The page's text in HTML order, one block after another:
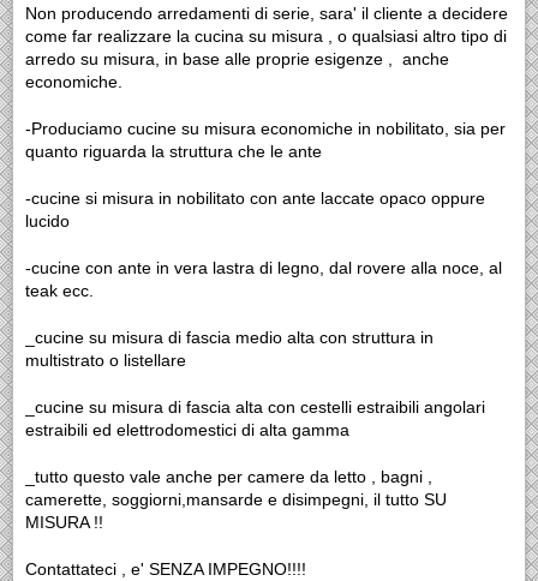
Non producendo arredamenti di serie, sara' il cliente a decidere
come far realizzare la cucina su misura , o qualsiasi altro tipo di
arredo su misura, in base alle proprie esigenze , anche
economiche.
-Produciamo cucine su misura economiche in nobilitato, sia per
quanto riguarda la struttura che le ante
-cucine si misura in nobilitato con ante laccate opaco oppure
lucido
-cucine con ante in vera lastra di legno, dal rovere alla noce, al
teak ecc.
_cucine su misura di fascia medio alta con struttura in
multistrato o listellare
_cucine su misura di fascia alta con cestelli estraibili angolari
estraibili ed elettrodomestici di alta gamma
_tutto questo vale anche per camere da letto , bagni ,
camerette, soggiorni,mansarde e disimpegni, il tutto SU
MISURA !!
Contattateci , e' SENZA IMPEGNO!!!!